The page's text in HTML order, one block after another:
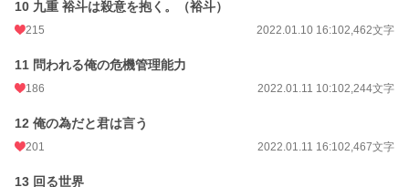
10 九重 裕斗は殺意を抱く。（裕斗）
215 2022.01.10 16:102,462文字
11 問われる俺の危機管理能力
186 2022.01.11 10:102,244文字
12 俺の為だと君は言う
201 2022.01.11 16:102,467文字
13 回る世界